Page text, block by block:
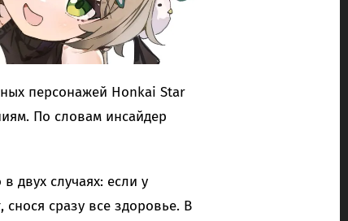
персонажей Honkai Star
По словам инсайдер
двух случаях: если у
сразу все здоровье. В